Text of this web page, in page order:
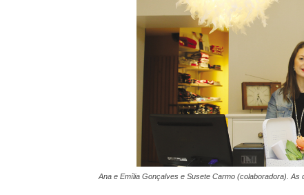
Ana e Emília Gonçalves e Susete Carmo (colaboradora).